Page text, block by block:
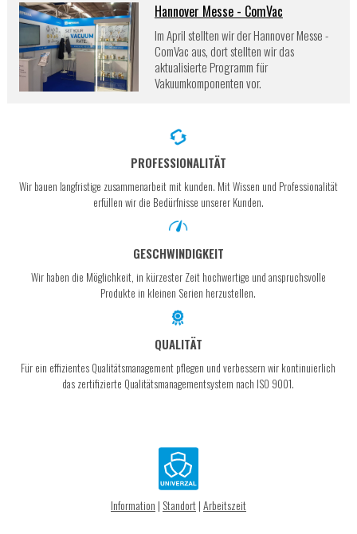
Hannover Messe - ComVac
Im April stellten wir der Hannover Messe -
ComVac aus, dort stellten wir das
aktualisierte Programm für
Vakuumkomponenten vor.
PROFESSIONALITÄT
Wir bauen langfristige zusammenarbeit mit kunden. Mit Wissen und Professionalität
erfüllen wir die Bedürfnisse unserer Kunden.
GESCHWINDIGKEIT
Wir haben die Möglichkeit, in kürzester Zeit hochwertige und anspruchsvolle
Produkte in kleinen Serien herzustellen.
QUALITÄT
Für ein effizientes Qualitätsmanagement pflegen und verbessern wir kontinuierlich
das zertifizierte Qualitätsmanagementsystem nach ISO 9001.
Information | Standort|Arbeitszeit